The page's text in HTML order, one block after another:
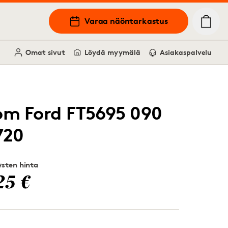
Varaa näöntarkastus
Omat sivut Löydä myymälä Asiakaspalvelu
Ford FT5695 090
hinta
€